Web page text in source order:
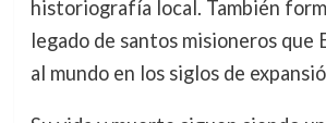
historiografía local. También
legado de santos misioneros que
al mundo en los siglos de